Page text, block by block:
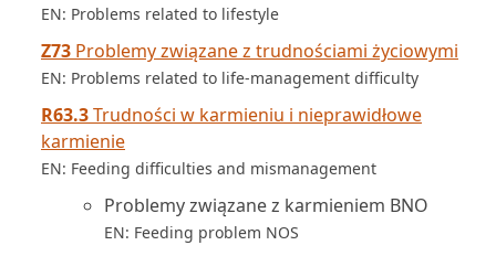
EN: Problems related to lifestyle
Z73 Problemy związane z trudnościami życiowymi
EN: Problems related to life-management difficulty
R63.3Trudności w karmieniu i nieprawidłowe
karmienie
EN: Feeding difficulties and mismanagement
Problemy związane z karmieniem BNO
EN: Feeding problem NOS